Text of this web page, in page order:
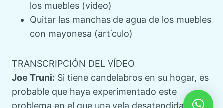
los muebles (video)
Quitar las manchas de agua de los muebles
con mayonesa (artículo)
TRANSCRIPCIÓN DEL VÍDEO
Joe Truni: Si tiene candelabros en su hogar, es
probable que haya experimentado este
problema en el que una vela desatendida ha